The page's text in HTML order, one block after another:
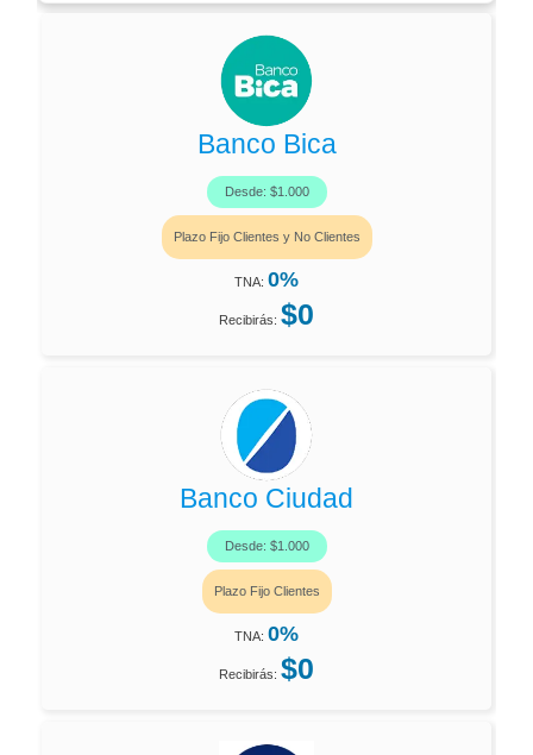
Banco Bica
Desde: $1.000
Plazo Fijo Clientes y No Clientes
TNA: 0%
Recibirás: $0
Banco Ciudad
Desde: $1.000
Plazo Fijo Clientes
TNA: 0%
Recibirás: $0